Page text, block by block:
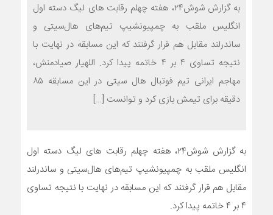
به گزارش شوش۲۴، هفته چهلم رقابت های لیگ دسته اول
انگلیس ملقب به چمپیونشیپ تیم‌های هال‌سیتی و
ساندرلند مقابل هم قرار گرفتند که این مسابقه در نهایت با
نتیجه تساوی ۴ بر ۴ خاتمه پیدا کرد. اللهیار صیادمنش،
مهاجم ایرانی تیم فوتبال هال سیتی در این مسابقه ۸۵
دقیقه برای تیمش بازی کرد و توانست […]
به گزارش شوش۲۴، هفته چهلم رقابت های لیگ دسته اول
انگلیس ملقب به چمپیونشیپ تیم‌های هال‌سیتی و ساندرلند
مقابل هم قرار گرفتند که این مسابقه در نهایت با نتیجه تساوی
۴ بر ۴ خاتمه پیدا کرد.